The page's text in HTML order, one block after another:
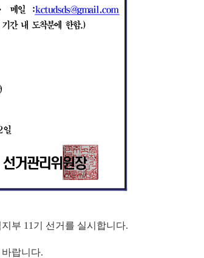
부 11기 선거를 실시합니다.
랍니다.